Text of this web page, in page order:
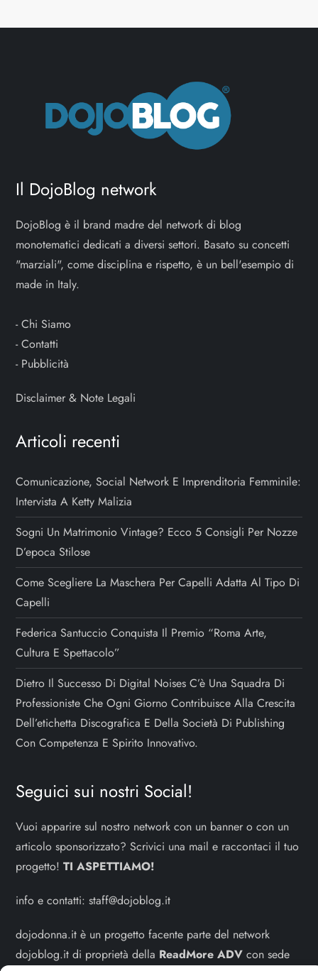
Il DojoBlog network
DojoBlog è il brand madre del network di blog
monotematici dedicati a diversi settori. Basato su concetti
"marziali", come disciplina e rispetto, è un bell'esempio di
made in Italy.
-Chi Siamo
-Contatti
- Pubblicità
Disclaimer & Note Legali
Articoli recenti
Comunicazione, Social Network E Imprenditoria Femminile:
Intervista A Ketty Malizia
Sogni Un Matrimonio Vintage? Ecco 5 Consigli Per Nozze
D’epoca Stilose
Come Scegliere La Maschera Per Capelli Adatta Al Tipo Di
Capelli
Federica Santuccio Conquista Il Premio “Roma Arte,
Cultura E Spettacolo”
Dietro Il Successo Di Digital Noises C’è Una Squadra Di
Professioniste Che Ogni Giorno Contribuisce Alla Crescita
Dell’etichetta Discografica E Della Società Di Publishing
Con Competenza E Spirito Innovativo.
Seguici sui nostri Social!
Vuoi apparire sul nostro network con un banner o con un
articolo sponsorizzato? Scrivici una mail e raccontaci il tuo
progetto!TI ASPETTIAMO!
info e contatti:staff@dojoblog.it
dojodonna.it è un progetto facente parte del network
dojoblog.it di proprietà della ReadMore ADV con sede